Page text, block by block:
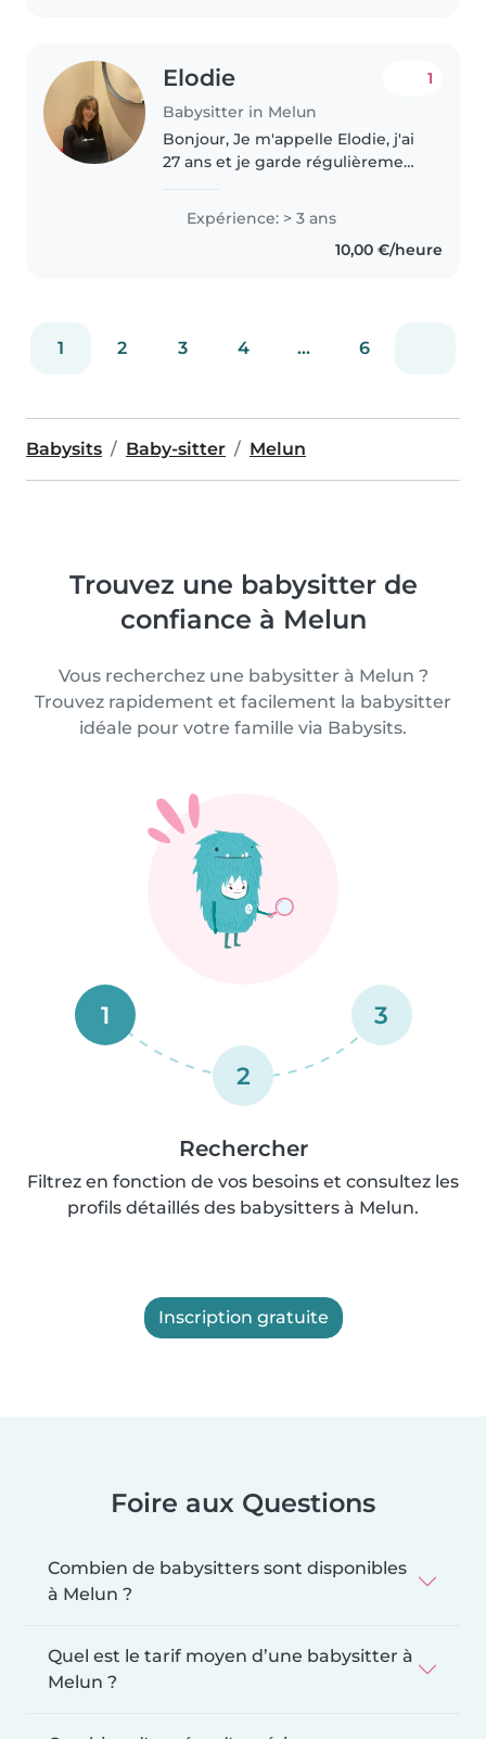
Elodie
Babysitter in Melun
1
Bonjour, Je m'appelle Elodie, j'ai
27 ans et je garde régulièrement
besoin. J'ai mon PSC1 et le
sauvetage. N'hésitez pas.
Expérience: > 3 ans
10,00 €/heure
1 2 3 4 ... 6
Babysits Baby-sitter Melun
Trouvez une babysitter de
confiance à Melun
Vous recherchez une babysitter à Melun ?
Trouvez rapidement et facilement la babysitter
idéale pour votre famille via Babysits.
1
2
3
Rechercher
Filtrez en fonction de vos besoins et consultez les
profils détaillés des babysitters à Melun.
Inscription gratuite
Foire aux Questions
Combien de babysitters sont disponibles
à Melun ?
Quel est le tarif moyen d’une babysitter à
Melun ?